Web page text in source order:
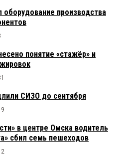
оборудование производства
понятие «стажёр» и
СИЗО до сентября
в центре Омска водитель
сбил семь пешеходов